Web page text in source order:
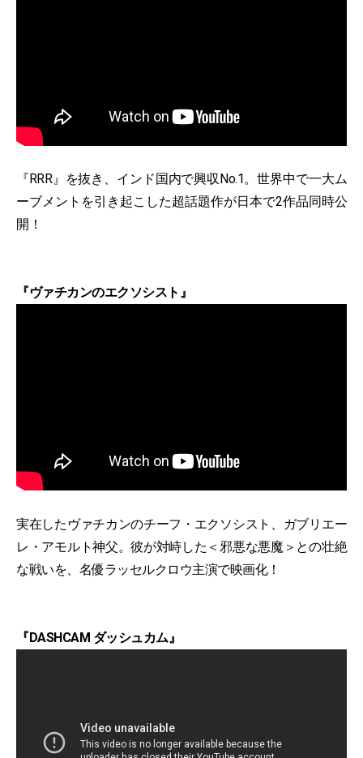
『RRR』を抜き、インド国内で興収No.1。世界中で一大ム
ーブメントを引き起こした超話題作が日本で2作品同時公
開！
『ヴァチカンのエクソシスト』
実在したヴァチカンのチーフ・エクソシスト、ガブリエー
レ・アモルト神父。彼が対峙した＜邪悪な悪魔＞との壮絶
な戦いを、名優ラッセルクロウ主演で映画化！
『DASHCAM ダッシュカム』